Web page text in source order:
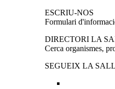
ESCRIU-NOS
Formulari
DIRECTORI LA
Cerca organismes,
SEGUEIX LA